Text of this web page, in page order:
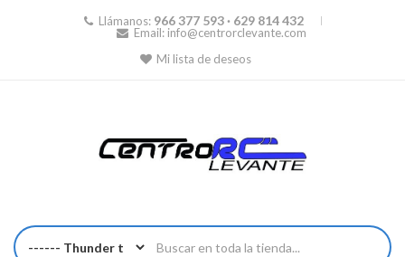
Llámanos: 966 377 593 · 629 814 432
Email: info@centrorclevante.com
Mi lista de deseos